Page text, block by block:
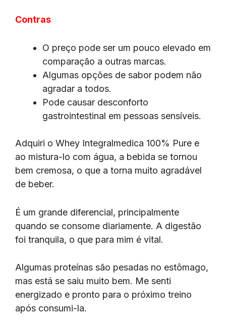
Contras
O preço pode ser um pouco elevado em
comparação a outras marcas.
Algumas opções de sabor podem não
agradar a todos.
Pode causar desconforto
gastrointestinal em pessoas sensíveis.
Adquiri o Whey Integralmedica 100% Pure e
ao mistura-lo com água, a bebida se tornou
bem cremosa, o que a torna muito agradável
de beber.
É um grande diferencial, principalmente
quando se consome diariamente. A digestão
foi tranquila, o que para mim é vital.
Algumas proteínas são pesadas no estômago,
mas está se saiu muito bem. Me senti
energizado e pronto para o próximo treino
após consumi-la.